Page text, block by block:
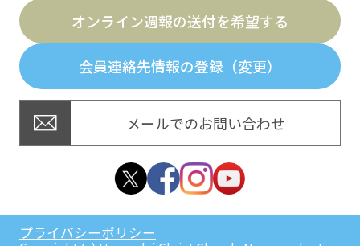
オンライン週報の送付を希望する
会員連絡先情報の登録（変更）
メールでのお問い合わせ
プライバシーポリシー